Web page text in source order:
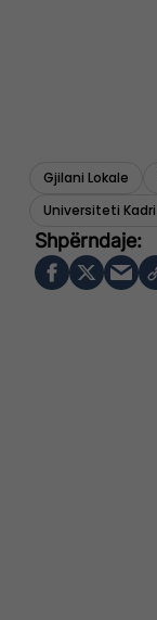
Gjilani Lokale
Universiteti